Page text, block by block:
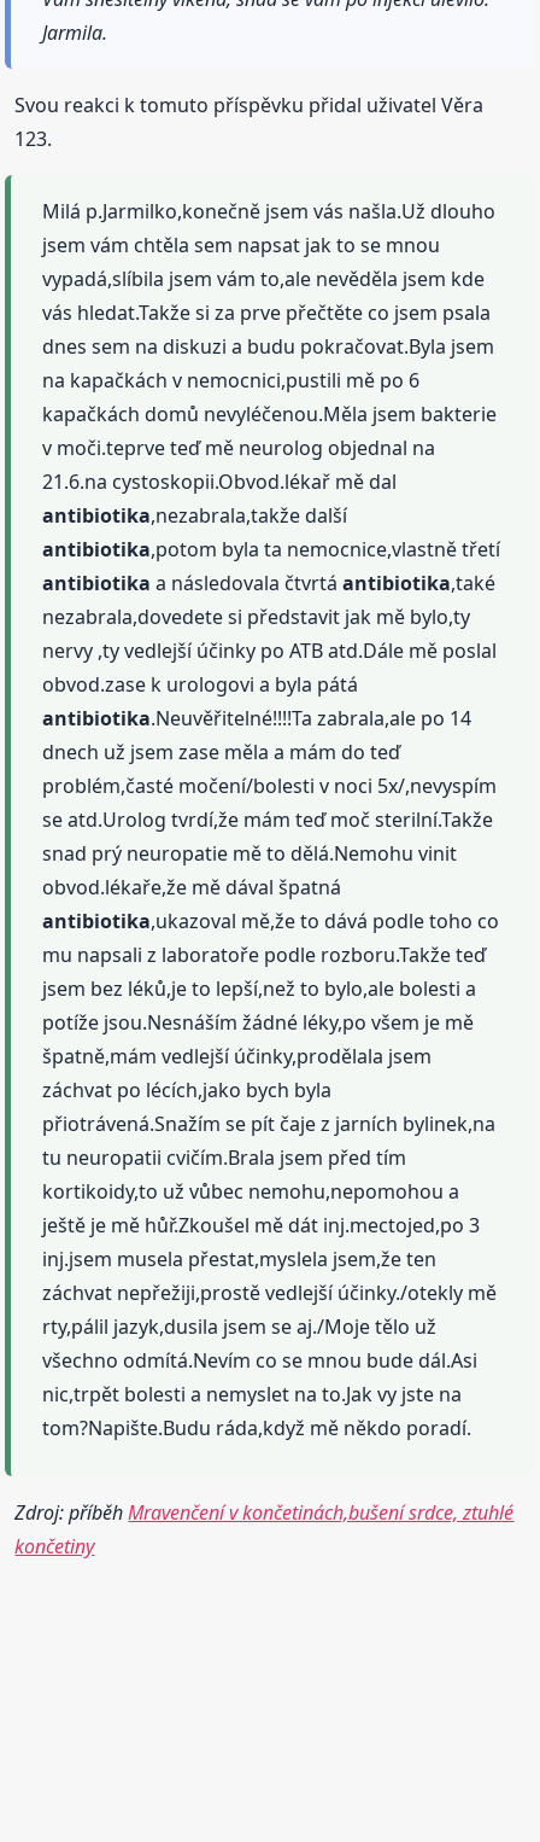
Jarmila.
Svou reakci k tomuto příspěvku přidal uživatel Věra
123.
Milá p.Jarmilko,konečně jsem vás našla.Už dlouho
jsem vám chtěla sem napsat jak to se mnou
vypadá,slíbila jsem vám to,ale nevěděla jsem kde
vás hledat.Takže si za prve přečtěte co jsem psala
dnes sem na diskuzi a budu pokračovat.Byla jsem
na kapačkách v nemocnici,pustili mě po 6
kapačkách domů nevyléčenou.Měla jsem bakterie
v moči.teprve teď mě neurolog objednal na
21.6.na cystoskopii.Obvod.lékař mě dal
antibiotika,nezabrala,takže další
antibiotika,potom byla ta nemocnice,vlastně třetí
antibiotika a následovala čtvrtáantibiotika,také
nezabrala,dovedete si představit jak mě bylo,ty
nervy ,ty vedlejší účinky po ATB atd.Dále mě poslal
obvod.zase k urologovi a byla pátá
antibiotika.Neuvěřitelné!!!!Ta zabrala,ale po 14
dnech už jsem zase měla a mám do teď
problém,časté močení/bolesti v noci 5x/,nevyspím
se atd.Urolog tvrdí,že mám teď moč sterilní.Takže
snad prý neuropatie mě to dělá.Nemohu vinit
obvod.lékaře,že mě dával špatná
antibiotika,ukazoval mě,že to dává podle toho co
mu napsali z laboratoře podle rozboru.Takže teď
jsem bez léků,je to lepší,než to bylo,ale bolesti a
potíže jsou.Nesnáším žádné léky,po všem je mě
špatně,mám vedlejší účinky,prodělala jsem
záchvat po lécích,jako bych byla
přiotrávená.Snažím se pít čaje z jarních bylinek,na
tu neuropatii cvičím.Brala jsem před tím
kortikoidy,to už vůbec nemohu,nepomohou a
ještě je mě hůř.Zkoušel mě dát inj.mectojed,po 3
inj.jsem musela přestat,myslela jsem,že ten
záchvat nepřežiji,prostě vedlejší účinky./otekly mě
rty,pálil jazyk,dusila jsem se aj./Moje tělo už
všechno odmítá.Nevím co se mnou bude dál.Asi
nic,trpět bolesti a nemyslet na to.Jak vy jste na
tom?Napište.Budu ráda,když mě někdo poradí.
Zdroj: příběhMravenčení v končetinách,bušení srdce, ztuhlé
končetiny